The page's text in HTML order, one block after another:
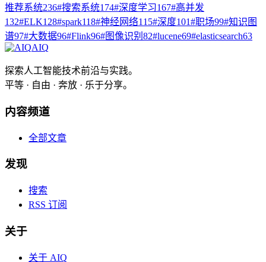
推荐系统236#搜索系统174#深度学习167#高并发
132#ELK128#spark118#神经网络115#深度101#职场99#知识图
谱97#大数据96#Flink96#图像识别 82#lucene69#elasticsearch63
AIQ
探索人工智能技术前沿与实践。
平等 · 自由 · 奔放 · 乐于分享。
内容频道
全部文章
发现
搜索
RSS 订阅
关于
关于 AIQ